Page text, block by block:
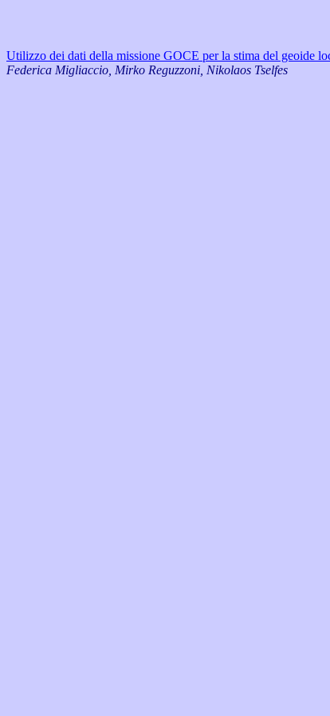
Utilizzo dei dati della missione GOCE per la stima del geoide
Federica Migliaccio, Mirko Reguzzoni, Nikolaos Tselfes